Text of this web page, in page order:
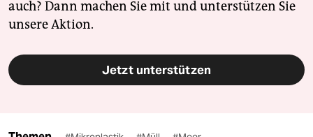
auch? Dann machen Sie mit und unterstützen Sie
unsere Aktion.
Jetzt unterstützen